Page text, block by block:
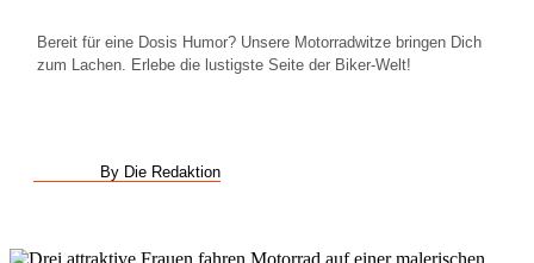
Bereit für eine Dosis Humor? Unsere Motorradwitze bringen Dich
zum Lachen. Erlebe die lustigste Seite der Biker-Welt!
By Die Redaktion